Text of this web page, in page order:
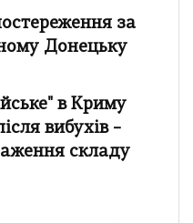
за
Донецьку
в Криму
вибухів –
складу